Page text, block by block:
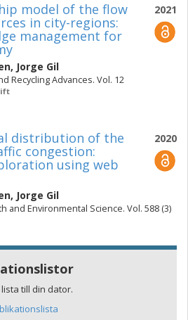
2021
model of the flow
in city-regions:
management for
, Jorge Gil
Recycling Advances. Vol. 12
2020
distribution of the
congestion:
using web
, Jorge Gil
and Environmental Science. Vol. 588 (3)
till din dator.